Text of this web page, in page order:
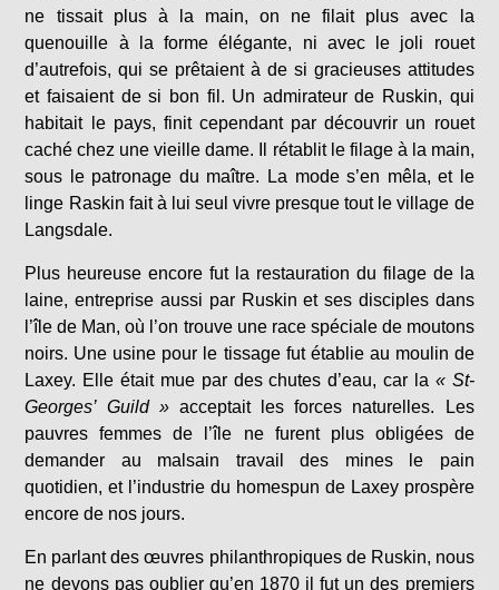
ne tissait plus à la main, on ne filait plus avec la
quenouille à la forme élégante, ni avec le joli rouet
d’autrefois, qui se prêtaient à de si gracieuses attitudes
et faisaient de si bon fil. Un admirateur de Ruskin, qui
habitait le pays, finit cependant par découvrir un rouet
caché chez une vieille dame. Il rétablit le filage à la main,
sous le patronage du maître. La mode s’en mêla, et le
linge Raskin fait à lui seul vivre presque tout le village de
Langsdale.
Plus heureuse encore fut la restauration du filage de la
laine, entreprise aussi par Ruskin et ses disciples dans
l’île de Man, où l’on trouve une race spéciale de moutons
noirs. Une usine pour le tissage fut établie au moulin de
Laxey. Elle était mue par des chutes d’eau, car la « St-
Georges’ Guild »acceptait les forces naturelles. Les
pauvres femmes de l’île ne furent plus obligées de
demander au malsain travail des mines le pain
quotidien, et l’industrie du homespun de Laxey prospère
encore de nos jours.
En parlant des œuvres philanthropiques de Ruskin, nous
ne devons pas oublier qu’en 1870 il fut un des premiers